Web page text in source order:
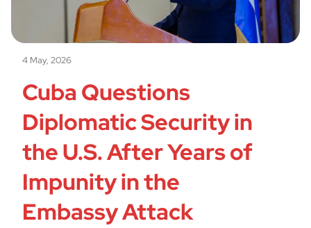
4 May, 2026
Cuba Questions
Diplomatic Security in
the U.S. After Years of
Impunity in the
Embassy Attack